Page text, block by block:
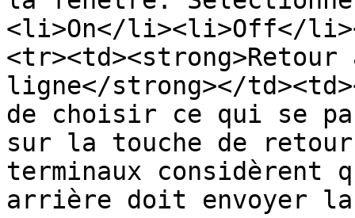
<li>On</li><li>Off</
ligne</strong></
de choisir ce qui se
sur la touche de
terminaux considèrent
arrière doit envoyer la